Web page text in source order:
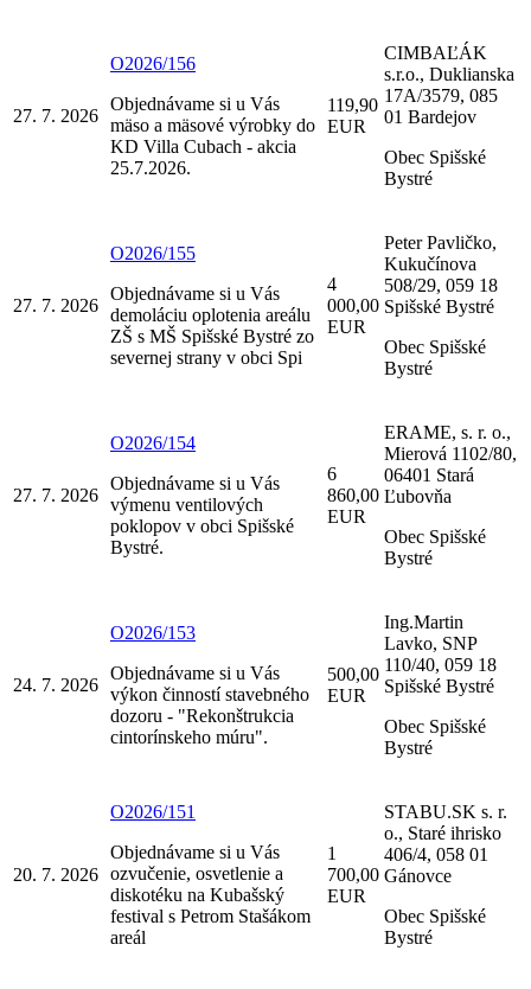
27. 7. 2026
O2026/156
Objednávame si u Vás
mäso a mäsové výrobky do
KD Villa Cubach - akcia
25.7.2026.
119,90
EUR
CIMBAĽÁK
s.r.o., Duklianska
17A/3579, 085
01 Bardejov
Obec Spišské
Bystré
27. 7. 2026
O2026/155
Objednávame si u Vás
demoláciu oplotenia areálu
ZŠ s MŠ Spišské Bystré zo
severnej strany v obci Spi
4
000,00
EUR
Peter Pavličko,
Kukučínova
508/29, 059 18
Spišské Bystré
Obec Spišské
Bystré
27. 7. 2026
O2026/154
Objednávame si u Vás
výmenu ventilových
poklopov v obci Spišské
Bystré.
6
860,00
EUR
ERAME, s. r. o.,
Mierová 1102/80,
06401 Stará
Ľubovňa
Obec Spišské
Bystré
24. 7. 2026
O2026/153
Objednávame si u Vás
výkon činností stavebného
dozoru - "Rekonštrukcia
cintorínskeho múru".
500,00
EUR
Ing.Martin
Lavko, SNP
110/40, 059 18
Spišské Bystré
Obec Spišské
Bystré
20. 7. 2026
O2026/151
Objednávame si u Vás
ozvučenie, osvetlenie a
diskotéku na Kubašský
festival s Petrom Stašákom
areál
1
700,00
EUR
STABU.SK s. r.
o., Staré ihrisko
406/4, 058 01
Gánovce
Obec Spišské
Bystré